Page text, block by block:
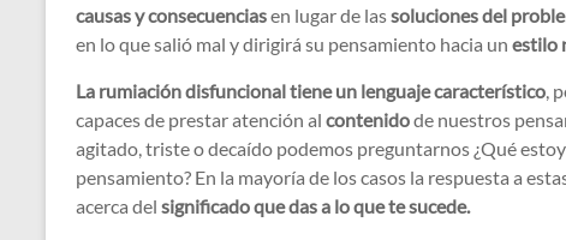
causas y consecuenciasen lugar de lassoluciones del
en lo que salió mal y dirigirá su pensamiento hacia un estilo
La rumiación disfuncional tiene un lenguaje característico,
capaces de prestar atención al contenidode nuestros
agitado, triste o decaído podemos preguntarnos ¿Qué
pensamiento? En la mayoría de los casos la respuesta a
acerca del significado que das a lo que te sucede.